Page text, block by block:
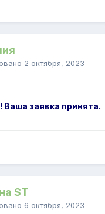
2 октября, 2023
Ваша заявка принята.
ST
6 октября, 2023